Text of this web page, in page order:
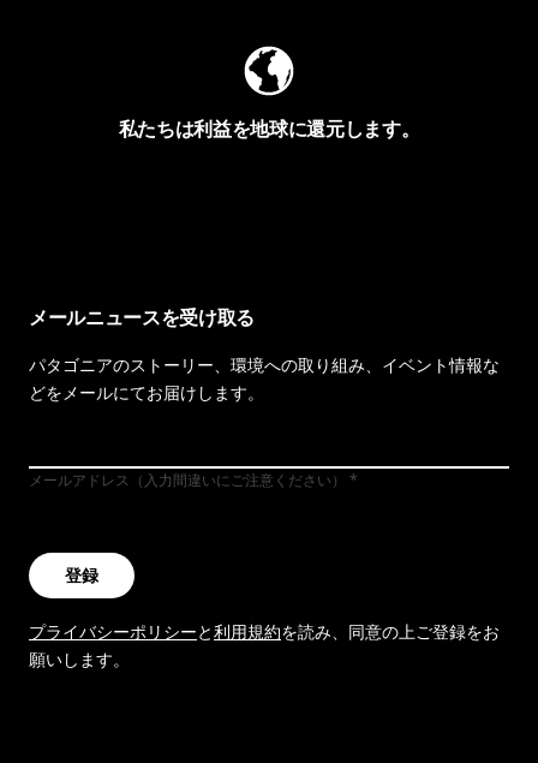
私たちは利益を地球に還元します。
メールニュースを受け取る
パタゴニアのストーリー、環境への取り組み、イベント情報な
どをメールにてお届けします。
メールアドレス（入力間違いにご注意ください）
登録
プライバシーポリシーと利用規約を読み、同意の上ご登録をお
願いします。